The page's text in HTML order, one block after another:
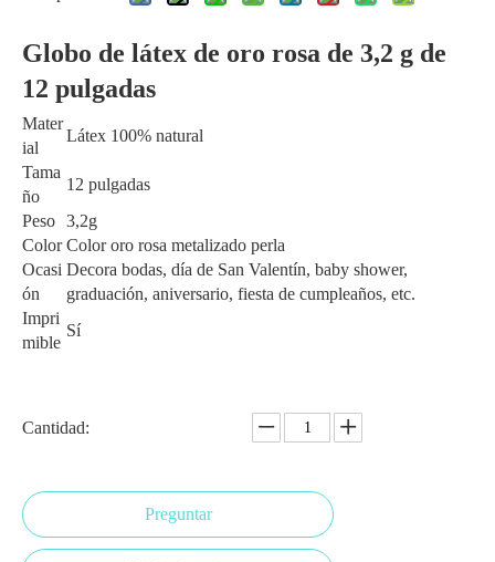
Globo de látex de oro rosa de 3,2 g de
12 pulgadas
Mater
ial
Látex 100% natural
Tama
ño
12 pulgadas
Peso 3,2g
Color Color oro rosa metalizado perla
Ocasi
ón
Decora bodas, día de San Valentín, baby shower,
graduación, aniversario, fiesta de cumpleaños, etc.
Impri
mible
Sí
Cantidad:
Preguntar